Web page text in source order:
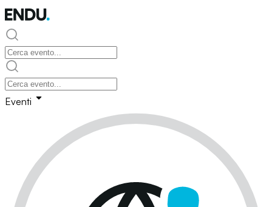
Eventi